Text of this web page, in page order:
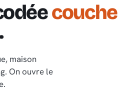
couche
maison
On ouvre le